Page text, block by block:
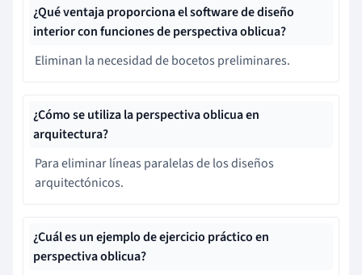
¿Qué ventaja proporciona el software de diseño
interior con funciones de perspectiva oblicua?
Eliminan la necesidad de bocetos preliminares.
¿Cómo se utiliza la perspectiva oblicua en
arquitectura?
Para eliminar líneas paralelas de los diseños
arquitectónicos.
¿Cuál es un ejemplo de ejercicio práctico en
perspectiva oblicua?